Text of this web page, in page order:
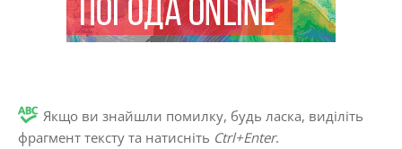
Якщо ви знайшли помилку, будь ласка, виділіть
фрагмент тексту та натисніть Ctrl+Enter.